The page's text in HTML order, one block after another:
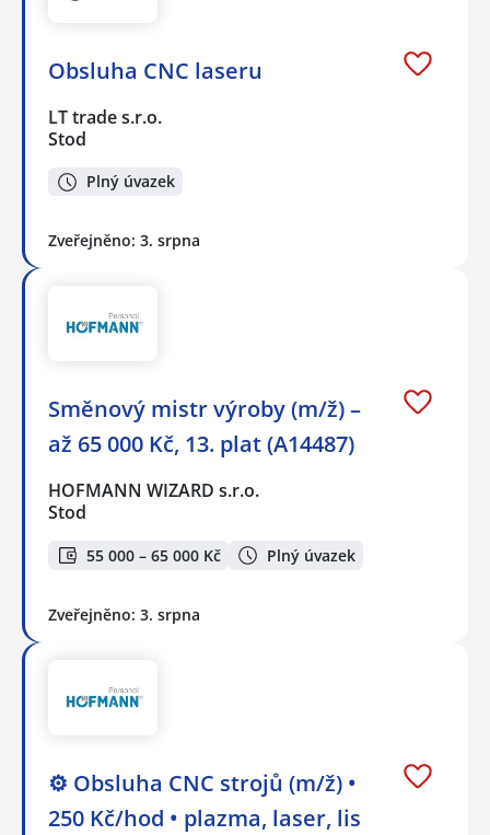
Obsluha CNC laseru
LT trade s.r.o.
Stod
Plný úvazek
Zveřejněno: 3. srpna
Směnový mistr výroby (m/ž) –
až 65 000 Kč, 13. plat (A14487)
HOFMANN WIZARD s.r.o.
Stod
55 000 – 65 000 Kč Plný úvazek
Zveřejněno: 3. srpna
⚙️ Obsluha CNC strojů (m/ž) •
250 Kč/hod • plazma, laser, lis